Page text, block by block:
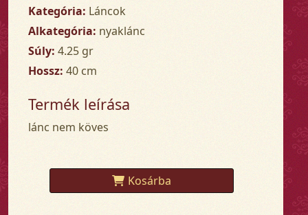
Kategória: Láncok
Alkategória: nyaklánc
Súly: 4.25 gr
Hossz: 40 cm
Termék leírása
lánc nem köves
Kosárba